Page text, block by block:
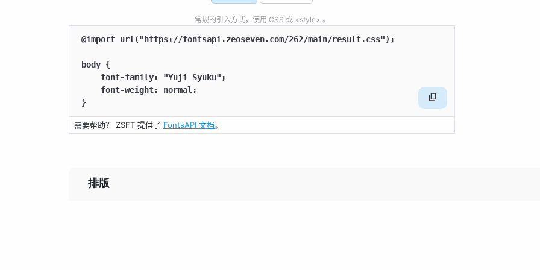
常规的引入方式，使用 CSS 或 <style> 。
@import url("https://fontsapi.zeoseven.com/262/main/result.css");
body {
    font-family: "Yuji Syuku";
    font-weight: normal;
}
需要帮助？ ZSFT 提供了 FontsAPI 文档。
排版